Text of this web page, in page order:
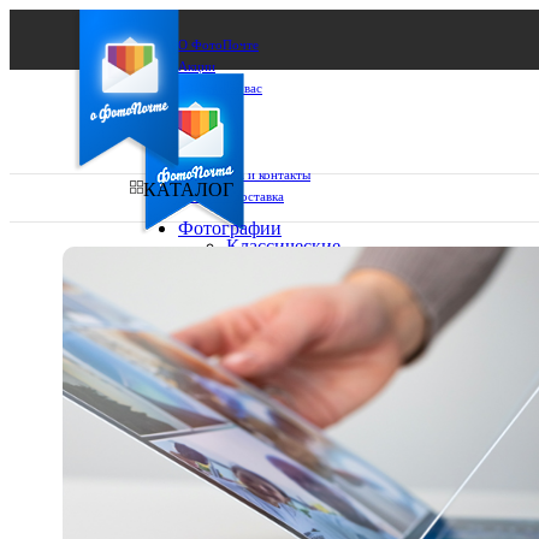
О ФотоПочте
Акции
Сделаем за вас
Бизнесу
FAQ
Франшиза
Поддержка и контакты
Оплата и доставка
Ваш регион доставки
Выберите из списка:
КАТАЛОГ
Фотографии
Классические
10х10
10х15
13х18
15х15
15х20
20х20
20х30
30х30
30х40
А4
Фото